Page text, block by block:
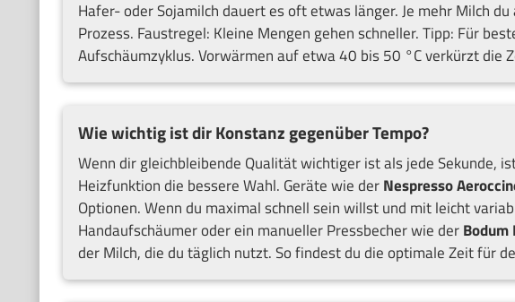
Hafer- oder Sojamilch dauert es oft etwas länger. Je mehr Milch
Prozess. Faustregel: Kleine Mengen gehen schneller. Tipp: Für
Aufschäumzyklus. Vorwärmen auf etwa 40 bis 50 °C verkürzt die
Wie wichtig ist dir Konstanz gegenüber Tempo?
Wenn dir gleichbleibende Qualität wichtiger ist als jede Sekunde,
Heizfunktion die bessere Wahl. Geräte wie derNespresso
Optionen. Wenn du maximal schnell sein willst und mit leicht
Handaufschäumer oder ein manueller Pressbecher wie derBodum
der Milch, die du täglich nutzt. So findest du die optimale Zeit für